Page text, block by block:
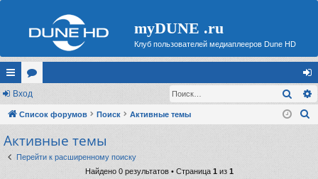
myDUNE .ru
Клуб пользователей медиаплееров Dune HD
с
ы
лк
и
ор
ум
хо
д
Вход
Список форумов Поиск Активные темы
Активные темы
Перейти к расширенному поиску
Найдено 0 результатов • Страница 1 из 1